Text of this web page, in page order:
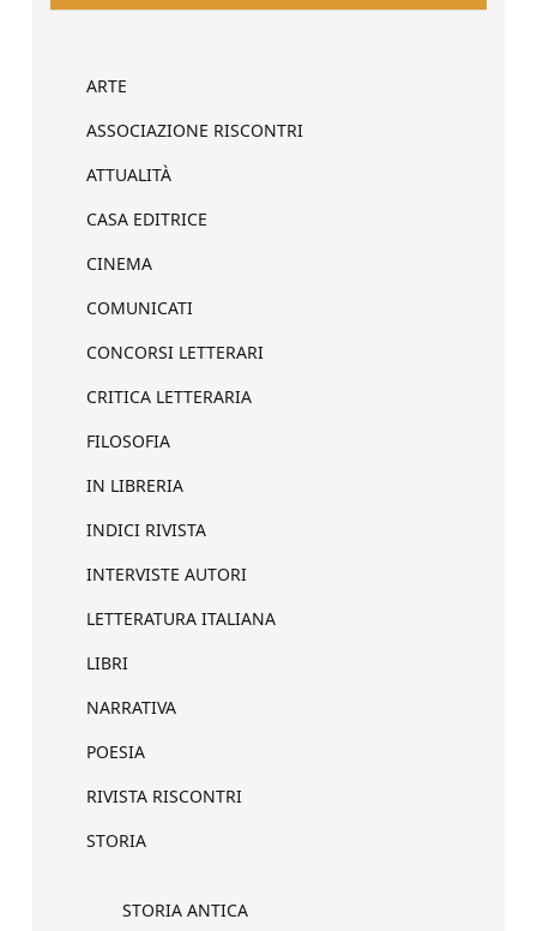
ARTE
ASSOCIAZIONE RISCONTRI
ATTUALITÀ
CASA EDITRICE
CINEMA
COMUNICATI
CONCORSI LETTERARI
CRITICA LETTERARIA
FILOSOFIA
IN LIBRERIA
INDICI RIVISTA
INTERVISTE AUTORI
LETTERATURA ITALIANA
LIBRI
NARRATIVA
POESIA
RIVISTA RISCONTRI
STORIA
STORIA ANTICA